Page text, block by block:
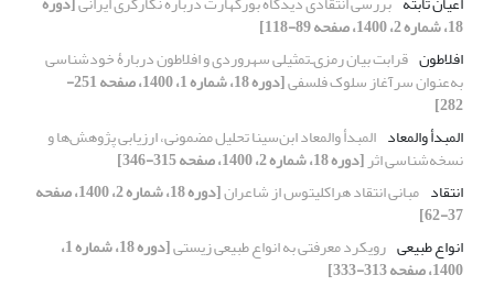
18، شماره 2، 1400، صفحه 89-118]
افلاطون قرابت بیان رمزی‌ـ‌تمثیلی سهروردی و افلاطون دربارۀ خودشناسی
به‌عنوان سرآغاز سلوک فلسفی [دوره 18، شماره 1، 1400، صفحه 251-
282]
المبدأ والمعاد المبدأ والمعاد ابن‌سینا تحلیل مضمونی، ارزیابی پژوهش‌ها و
نسخه‌شناسی اثر[دوره 18، شماره 2، 1400، صفحه 315-346]
انتقاد مبانی انتقاد هراکلیتوس از شاعران [دوره 18، شماره 2، 1400، صفحه
37-62]
انواع طبیعی رویکرد معرفتی به انواع طبیعی زیستی [دوره 18، شماره 1،
1400، صفحه 313-333]